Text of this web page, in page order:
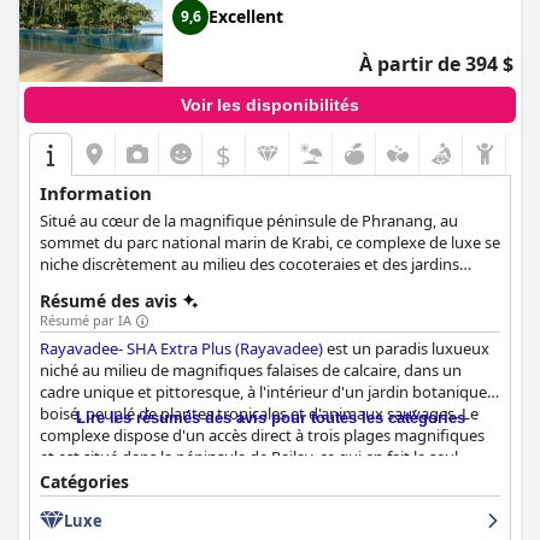
9,6 Excellent
À partir de 394 $
Voir les disponibilités
$
Information
Situé au cœur de la magnifique péninsule de Phranang, au
sommet du parc national marin de Krabi, ce complexe de luxe se
niche discrètement au milieu des cocoteraies et des jardins
jungle, les falaises abruptes et les eaux bleues cristallines de la
mer d'Andaman.
Résumé des avis
Résumé par IA
Rayavadee- SHA Extra Plus (Rayavadee)est un paradis luxueux
niché au milieu de magnifiques falaises de calcaire, dans un
cadre unique et pittoresque, à l'intérieur d'un jardin botanique
boisé, peuplé de plantes tropicales et d'animaux sauvages. Le
complexe dispose d'un accès direct à trois plages magnifiques
et est situé dans la péninsule de Railay, ce qui en fait le seul
endroit où l'on peut séjourner avec un accès à ces trois plages.
Les clients ont fait l'éloge du service exceptionnel de l'hôtel, du
personnel amical et attentif et de la propreté exceptionnelle.
Lire les résumés des avis pour toutes les catégories
Catégories
Luxe